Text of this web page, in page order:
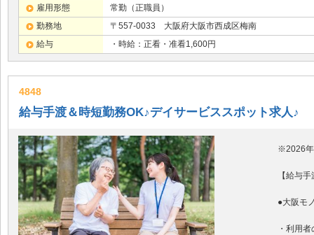
雇用形態
常勤（正職員）
勤務地
〒557-0033 大阪府大阪市西成区梅南
給与
・時給：正看・准看1,600円
4848
給与手渡＆時短勤務OK♪デイサービススポット求人♪
※2026年
【給与
●大阪モ
・利用